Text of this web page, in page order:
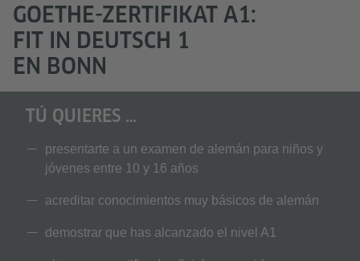
GOETHE-ZERTIFIKAT A1:
FIT IN DEUTSCH 1
EN BONN
TÚ QUIERES …
presentarte a un examen de alemán para niños y
jóvenes entre 10 y 16 años
acreditar conocimientos muy básicos de alemán
demostrar que has alcanzado el nivel A1